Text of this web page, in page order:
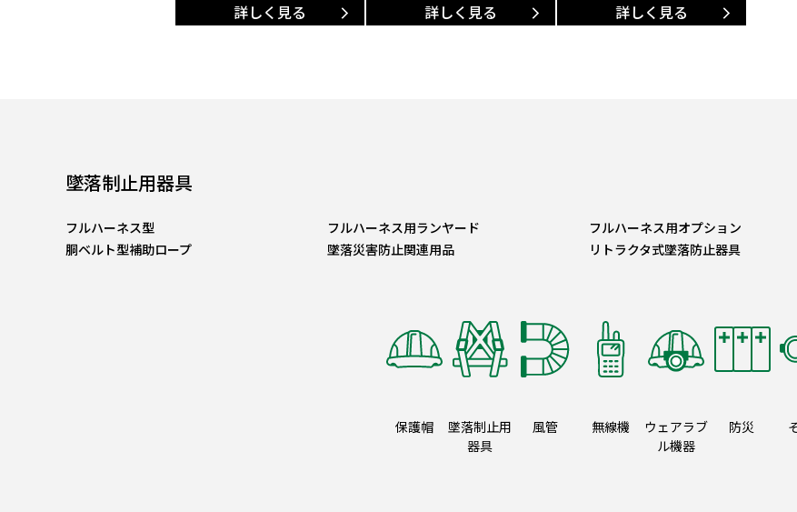
詳しく見る 詳しく見る 詳しく見る
墜落制止用器具
フルハーネス型 フルハーネス用ランヤード フルハーネス用オプション
胴ベルト型補助ロープ
墜落災害防止関連用品 リトラクタ式墜落防止器具
保護帽
墜落制止用
器具
風管 無線機
ウェアラブ
ル機器
防災